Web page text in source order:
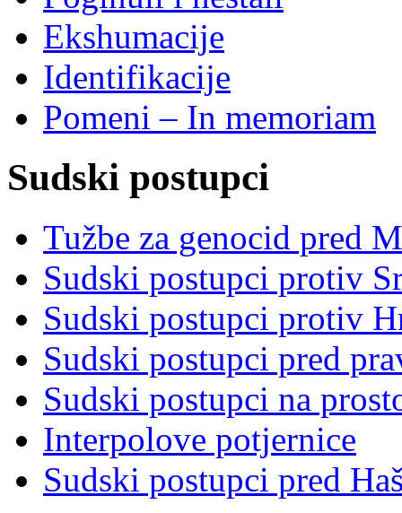
Ekshumacije
Identifikacije
Pomeni – In memoriam
Sudski postupci
Tužbe za genocid pred
Sudski postupci protiv
Sudski postupci protiv
Sudski postupci pred
Sudski postupci na
Interpolove potjernice
Sudski postupci pred